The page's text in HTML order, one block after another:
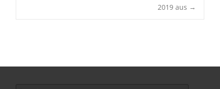
2019 aus →